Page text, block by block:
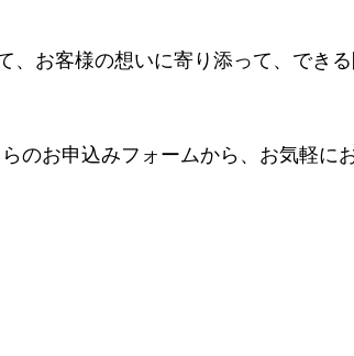
お客様の想いに寄り添って、できる
のお申込みフォームから、お気軽に